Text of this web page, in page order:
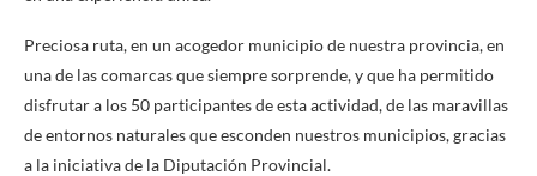
Preciosa ruta, en un acogedor municipio de nuestra provincia, en
una de las comarcas que siempre sorprende, y que ha permitido
disfrutar a los 50 participantes de esta actividad, de las maravillas
de entornos naturales que esconden nuestros municipios, gracias
a la iniciativa de la Diputación Provincial.